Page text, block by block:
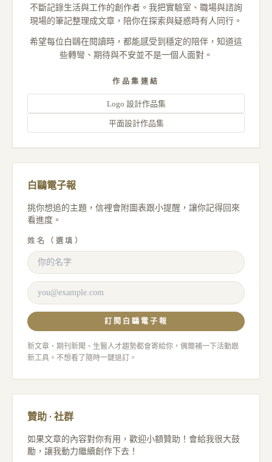
不斷記錄生活與工作的創作者。我把實驗室、職場與諮詢
現場的筆記整理成文章，陪你在探索與疑惑時有人同行。
希望每位白鷗在閱讀時，都能感受到穩定的陪伴，知道這
些轉彎、期待與不安並不是一個人面對。
作品集連結
Logo 設計作品集
平面設計作品集
白鷗電子報
挑你想追的主題，信裡會附圖表跟小提醒，讓你記得回來
看進度。
姓名（選填）
訂閱白鷗電子報
新文章、期刊新聞、生醫人才趨勢都會寄給你，偶爾補一下活動跟
新工具。不想看了隨時一鍵退訂。
贊助 · 社群
如果文章的內容對你有用，歡迎小額贊助！會給我很大鼓
勵，讓我動力繼續創作下去！